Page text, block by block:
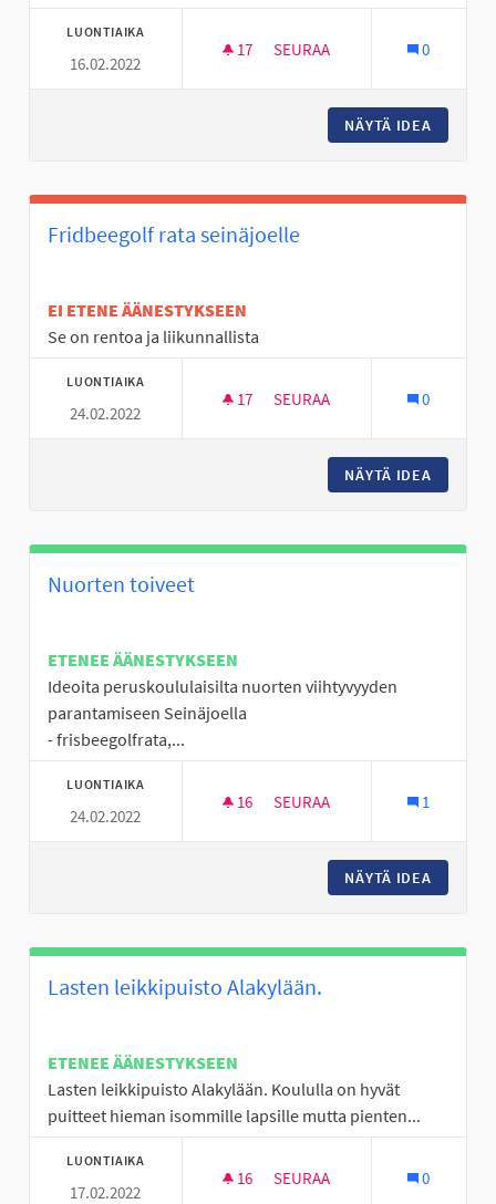
LUONTIAIKA
16.02.2022
17 17 SEURAAJAA
SEURAA 0
NÄYTÄ IDEA
Fridbeegolf rata seinäjoelle
EI ETENE ÄÄNESTYKSEEN
Se on rentoa ja liikunnallista
LUONTIAIKA
24.02.2022
17 17 SEURAAJAA
SEURAA 0
NÄYTÄ IDEA
Nuorten toiveet
ETENEE ÄÄNESTYKSEEN
Ideoita peruskoululaisilta nuorten viihtyvyyden
parantamiseen Seinäjoella
- frisbeegolfrata,...
LUONTIAIKA
24.02.2022
16 16 SEURAAJAA
SEURAA 1
NÄYTÄ IDEA
Lasten leikkipuisto Alakylään.
ETENEE ÄÄNESTYKSEEN
Lasten leikkipuisto Alakylään. Koululla on hyvät
puitteet hieman isommille lapsille mutta pienten...
LUONTIAIKA
17.02.2022
16 16 SEURAAJAA
SEURAA 0